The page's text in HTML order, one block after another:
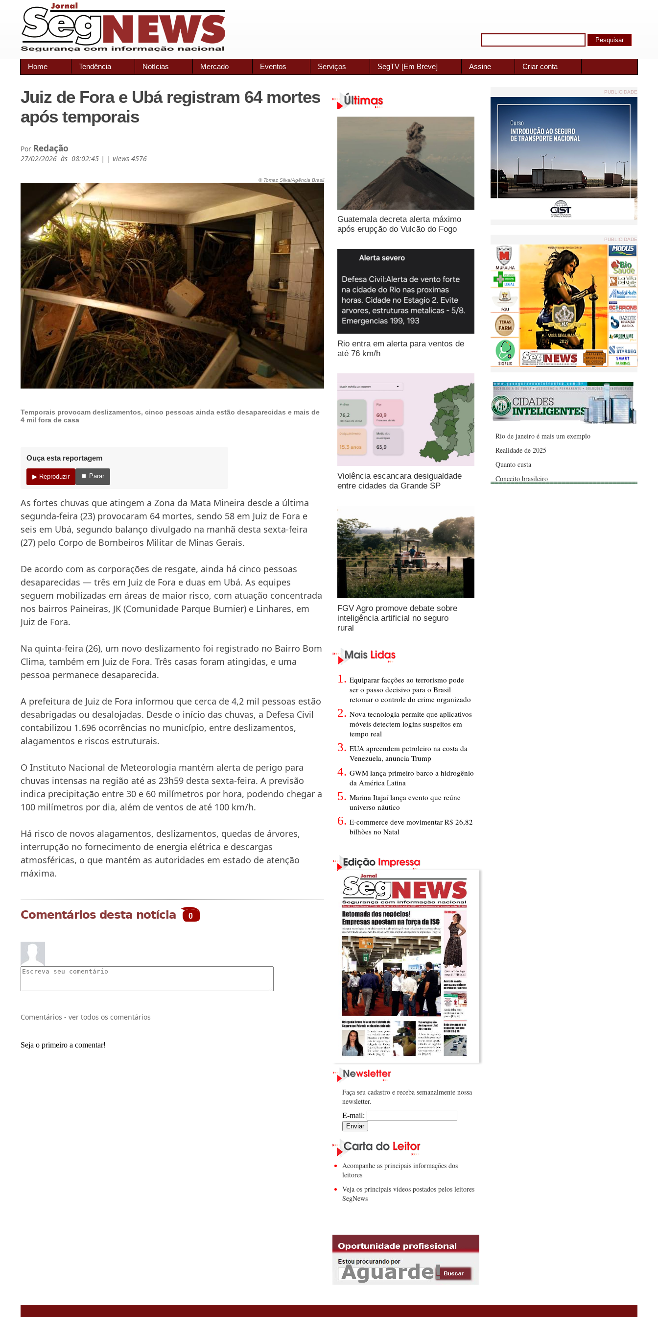
Home Tendência Notícias Mercado Eventos Serviços SegTV [Em Breve] Assine Criar conta
Juiz de Fora e Ubá registram 64 mortes
após temporais
Por Redação
27/02/2026 às 08:02:45 | | views 4576
© Tomaz Silva/Agência Brasil
Temporais provocam deslizamentos, cinco pessoas ainda estão desaparecidas e mais de
4 mil fora de casa
Ouça esta reportagem
▶ Reproduzir ⏹ Parar
As fortes chuvas que atingem a Zona da Mata Mineira desde a última
segunda-feira (23) provocaram 64 mortes, sendo 58 em Juiz de Fora e
seis em Ubá, segundo balanço divulgado na manhã desta sexta-feira
(27) pelo Corpo de Bombeiros Militar de Minas Gerais.
De acordo com as corporações de resgate, ainda há cinco pessoas
desaparecidas — três em Juiz de Fora e duas em Ubá. As equipes
seguem mobilizadas em áreas de maior risco, com atuação concentrada
nos bairros Paineiras, JK (Comunidade Parque Burnier) e Linhares, em
Juiz de Fora.
Na quinta-feira (26), um novo deslizamento foi registrado no Bairro Bom
Clima, também em Juiz de Fora. Três casas foram atingidas, e uma
pessoa permanece desaparecida.
A prefeitura de Juiz de Fora informou que cerca de 4,2 mil pessoas estão
desabrigadas ou desalojadas. Desde o início das chuvas, a Defesa Civil
contabilizou 1.696 ocorrências no município, entre deslizamentos,
alagamentos e riscos estruturais.
O Instituto Nacional de Meteorologia mantém alerta de perigo para
chuvas intensas na região até as 23h59 desta sexta-feira. A previsão
indica precipitação entre 30 e 60 milímetros por hora, podendo chegar a
100 milímetros por dia, além de ventos de até 100 km/h.
Há risco de novos alagamentos, deslizamentos, quedas de árvores,
interrupção no fornecimento de energia elétrica e descargas
atmosféricas, o que mantém as autoridades em estado de atenção
máxima.
Comentários desta notícia 0
Comentários - ver todos os comentários
Seja o primeiro a comentar!
Guatemala decreta alerta máximo
após erupção do Vulcão do Fogo
Rio entra em alerta para ventos de
até 76 km/h
Violência escancara desigualdade
entre cidades da Grande SP
FGV Agro promove debate sobre
inteligência artificial no seguro
rural
Equiparar facções ao terrorismo pode
ser o passo decisivo para o Brasil
retomar o controle do crime organizado
Nova tecnologia permite que aplicativos
móveis detectem logins suspeitos em
tempo real
EUA apreendem petroleiro na costa da
Venezuela, anuncia Trump
GWM lança primeiro barco a hidrogênio
da América Latina
Marina Itajaí lança evento que reúne
universo náutico
E-commerce deve movimentar R$ 26,82
bilhões no Natal
Faça seu cadastro e receba semanalmente nossa
newsletter.
E-mail:
Acompanhe as principais informações dos
leitores
Veja os principais vídeos postados pelos leitores
SegNews
PUBLICIDADE
PUBLICIDADE
Rio de janeiro é mais um exemplo
Realidade de 2025
Quanto custa
Conceito brasileiro